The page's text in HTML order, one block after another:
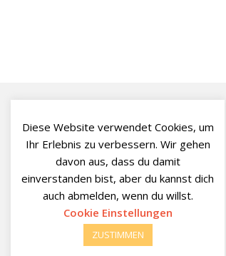
Diese Website verwendet Cookies, um
Ihr Erlebnis zu verbessern. Wir gehen
davon aus, dass du damit
einverstanden bist, aber du kannst dich
auch abmelden, wenn du willst.
Cookie Einstellungen
ZUSTIMMEN